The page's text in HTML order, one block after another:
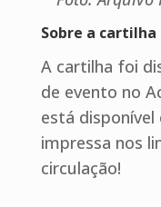
Sobre a
A cartilha foi
de evento no
está
impressa nos
circulação!